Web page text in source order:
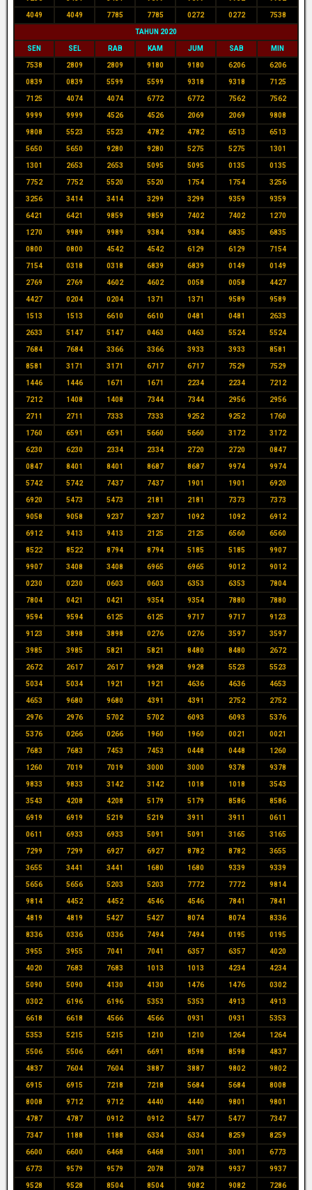
4049 4049 7785 7785 0272 0272 7538
TAHUN 2020
SEN SEL RAB KAM JUM SAB MIN
7538 2809 2809 9180 9180 6206 6206
0839 0839 5599 5599 9318 9318 7125
7125 4074 4074 6772 6772 7562 7562
9999 9999 4526 4526 2069 2069 9808
9808 5523 5523 4782 4782 6513 6513
5650 5650 9280 9280 5275 5275 1301
1301 2653 2653 5095 5095 0135 0135
7752 7752 5520 5520 1754 1754 3256
3256 3414 3414 3299 3299 9359 9359
6421 6421 9859 9859 7402 7402 1270
1270 9989 9989 9384 9384 6835 6835
0800 0800 4542 4542 6129 6129 7154
7154 0318 0318 6839 6839 0149 0149
2769 2769 4602 4602 0058 0058 4427
4427 0204 0204 1371 1371 9589 9589
1513 1513 6610 6610 0481 0481 2633
2633 5147 5147 0463 0463 5524 5524
7684 7684 3366 3366 3933 3933 8581
8581 3171 3171 6717 6717 7529 7529
1446 1446 1671 1671 2234 2234 7212
7212 1408 1408 7344 7344 2956 2956
2711 2711 7333 7333 9252 9252 1760
1760 6591 6591 5660 5660 3172 3172
6230 6230 2334 2334 2720 2720 0847
0847 8401 8401 8687 8687 9974 9974
5742 5742 7437 7437 1901 1901 6920
6920 5473 5473 2181 2181 7373 7373
9058 9058 9237 9237 1092 1092 6912
6912 9413 9413 2125 2125 6560 6560
8522 8522 8794 8794 5185 5185 9907
9907 3408 3408 6965 6965 9012 9012
0230 0230 0603 0603 6353 6353 7804
7804 0421 0421 9354 9354 7880 7880
9594 9594 6125 6125 9717 9717 9123
9123 3898 3898 0276 0276 3597 3597
3985 3985 5821 5821 8480 8480 2672
2672 2617 2617 9928 9928 5523 5523
5034 5034 1921 1921 4636 4636 4653
4653 9680 9680 4391 4391 2752 2752
2976 2976 5702 5702 6093 6093 5376
5376 0266 0266 1960 1960 0021 0021
7683 7683 7453 7453 0448 0448 1260
1260 7019 7019 3000 3000 9378 9378
9833 9833 3142 3142 1018 1018 3543
3543 4208 4208 5179 5179 8586 8586
6919 6919 5219 5219 3911 3911 0611
0611 6933 6933 5091 5091 3165 3165
7299 7299 6927 6927 8782 8782 3655
3655 3441 3441 1680 1680 9339 9339
5656 5656 5203 5203 7772 7772 9814
9814 4452 4452 4546 4546 7841 7841
4819 4819 5427 5427 8074 8074 8336
8336 0336 0336 7494 7494 0195 0195
3955 3955 7041 7041 6357 6357 4020
4020 7683 7683 1013 1013 4234 4234
5090 5090 4130 4130 1476 1476 0302
0302 6196 6196 5353 5353 4913 4913
6618 6618 4566 4566 0931 0931 5353
5353 5215 5215 1210 1210 1264 1264
5506 5506 6691 6691 8598 8598 4837
4837 7604 7604 3887 3887 9802 9802
6915 6915 7218 7218 5684 5684 8008
8008 9712 9712 4440 4440 9801 9801
4787 4787 0912 0912 5477 5477 7347
7347 1188 1188 6334 6334 8259 8259
6600 6600 6468 6468 3001 3001 6773
6773 9579 9579 2078 2078 9937 9937
9528 9528 8504 8504 9082 9082 7286